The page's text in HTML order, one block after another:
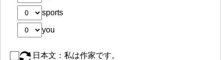
sports
you
日本文：私は作家です。